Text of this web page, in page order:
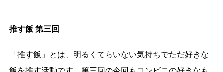
推す飯 第三回
「推す飯」とは、明るくてらいない気持ちでただ好きな
飯を推す活動です。第三回の今回もコンビニの好きなも